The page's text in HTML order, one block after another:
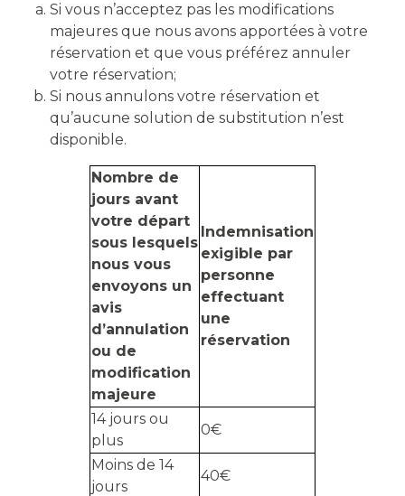
Si vous n’acceptez pas les modifications
majeures que nous avons apportées à votre
réservation et que vous préférez annuler
votre réservation;
Si nous annulons votre réservation et
qu’aucune solution de substitution n’est
disponible.
Nombre de
jours avant
votre départ
sous lesquels
nous vous
envoyons un
avis
d’annulation
ou de
modification
majeure
Indemnisation
exigible par
personne
effectuant
une
réservation
14 jours ou
plus
0€
Moins de 14
jours
40€